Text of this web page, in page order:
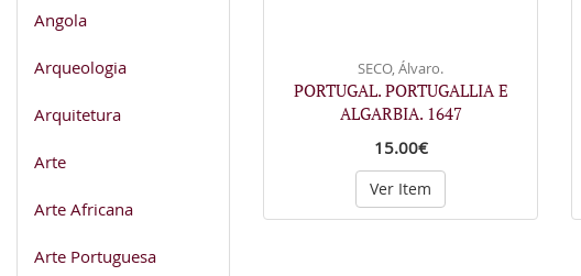
Angola
Arqueologia
Arquitetura
Arte
Arte Africana
Arte Portuguesa
SECO, Álvaro.
PORTUGAL. PORTUGALLIA E
ALGARBIA. 1647
15.00€
Ver Item